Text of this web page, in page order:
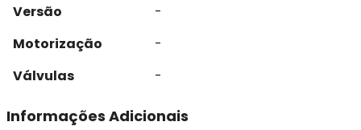
Versão
-
Motorização
-
Válvulas
-
Informações Adicionais